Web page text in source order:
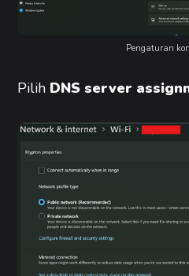
Pengaturan
Pilih DNS server